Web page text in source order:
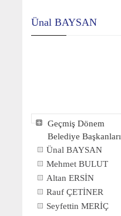
Ünal BAYSAN
Geçmiş Dönem
Belediye Başkanları
Ünal BAYSAN
Mehmet BULUT
Altan ERSİN
Rauf ÇETİNER
Seyfettin MERİÇ